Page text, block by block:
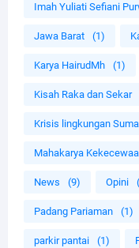
Imah Yuliati Sefiani
Jawa Barat (1)
Karya HairudMh (1)
Kisah Raka dan Sekar
Krisis lingkungan
Mahakarya
News (9) Opini
Padang Pariaman (1)
parkir pantai (1)